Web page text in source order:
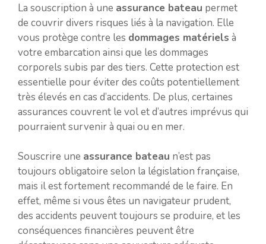
La souscription à une assurance bateau permet
de couvrir divers risques liés à la navigation. Elle
vous protège contre les dommages matériels à
votre embarcation ainsi que les dommages
corporels subis par des tiers. Cette protection est
essentielle pour éviter des coûts potentiellement
très élevés en cas d’accidents. De plus, certaines
assurances couvrent le vol et d’autres imprévus qui
pourraient survenir à quai ou en mer.
Souscrire une assurance bateau n’est pas
toujours obligatoire selon la législation française,
mais il est fortement recommandé de le faire. En
effet, même si vous êtes un navigateur prudent,
des accidents peuvent toujours se produire, et les
conséquences financières peuvent être